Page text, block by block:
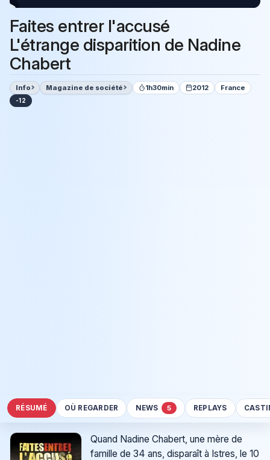
Faites entrer l'accusé
L'étrange disparition de Nadine
Chabert
Info Magazine de société 1h30min 2012 France
-12
RÉSUMÉ OÙ REGARDER NEWS 5 REPLAYS
Quand Nadine Chabert, une mère de
famille de 34 ans, disparaît à Istres, le 10